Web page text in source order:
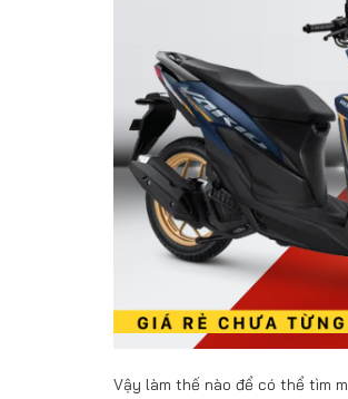
Vậy làm thế nào để có thể tìm